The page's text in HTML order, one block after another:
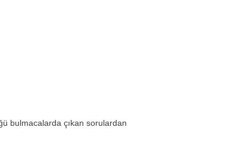
bulmacalarda çıkan sorulardan